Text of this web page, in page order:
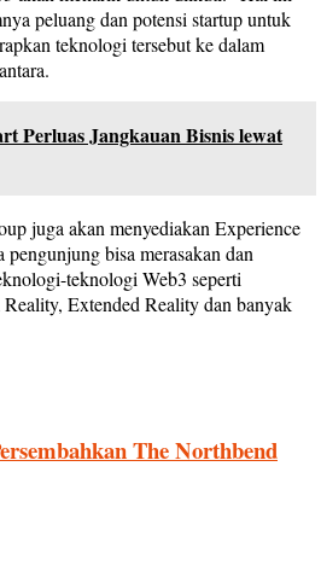
peluang dan potensi startup untuk
teknologi tersebut ke dalam
Perluas Jangkauan Bisnis lewat
juga akan menyediakan Experience
bisa merasakan dan
teknologi Web3 seperti
Extended Reality dan banyak
The Northbend